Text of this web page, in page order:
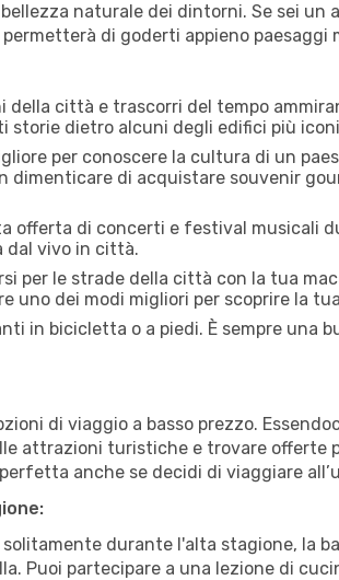
naturale dei dintorni. Se sei un
di goderti appieno paesaggi
della città e trascorri del tempo
storie dietro alcuni degli edifici più
per conoscere la cultura di un
dimenticare di acquistare souvenir
offerta di concerti e festival musicali
dal vivo in città.
per le strade della città con la tua
dei modi migliori per scoprire la
in bicicletta o a piedi. È sempre una
di viaggio a basso prezzo.
attrazioni turistiche e trovare offerte
anche se decidi di viaggiare
durante l'alta stagione, la
Puoi partecipare a una lezione di